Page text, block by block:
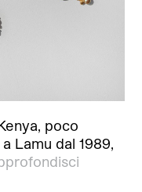
poco
Lamu dal 1989,